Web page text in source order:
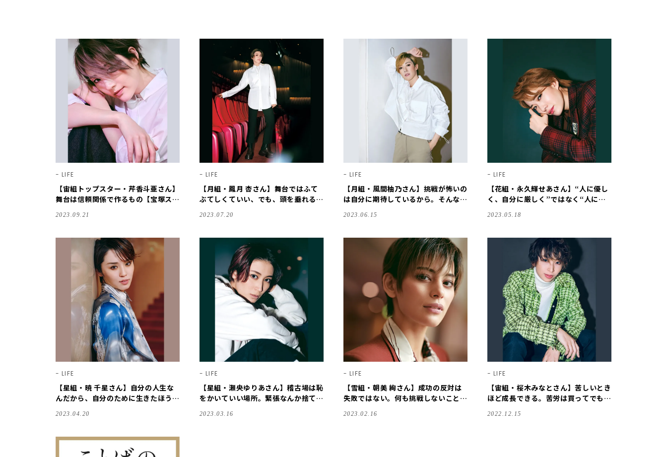
LIFE
【宙組トップスター・芹香斗亜さん】
舞台は信頼関係で作るもの【宝塚スタ
2023.09.21
LIFE
【月組・鳳月 杏さん】舞台ではふて
ぶてしくていい、でも、頭を垂れる稲
ことばの力】
2023.07.20
LIFE
【月組・風間柚乃さん】挑戦が怖いの
は自分に期待しているから。そんな期
ことばの力】
2023.06.15
LIFE
【花組・永久輝せあさん】“人に優し
く、自分に厳しく”ではなく“人に優
｜ことばの力】
2023.05.18
LIFE
【星組・暁 千星さん】自分の人生な
んだから、自分のために生きたほうが
2023.04.20
LIFE
【星組・瀬央ゆりあさん】稽古場は恥
をかいていい場所。緊張なんか捨て
｜ことばの力】
2023.03.16
LIFE
【雪組・朝美 絢さん】成功の反対は
失敗ではない。何も挑戦しないことだ
2023.02.16
LIFE
【宙組・桜木みなとさん】苦しいとき
ほど成長できる。苦労は買ってでもす
2022.12.15